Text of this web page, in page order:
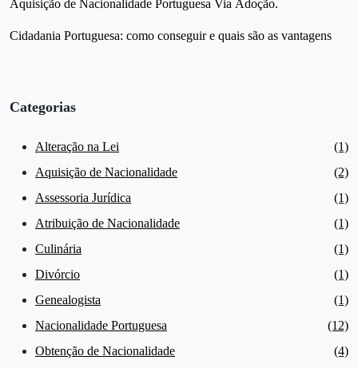
Aquisição de Nacionalidade Portuguesa Via Adoção.
Cidadania Portuguesa: como conseguir e quais são as vantagens
Categorias
Alteração na Lei
(1)
Aquisição de Nacionalidade
(2)
Assessoria Jurídica
(1)
Atribuição de Nacionalidade
(1)
Culinária
(1)
Divórcio
(1)
Genealogista
(1)
Nacionalidade Portuguesa
(12)
Obtenção de Nacionalidade
(4)